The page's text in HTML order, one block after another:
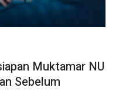
Muktamar NU
Sebelum